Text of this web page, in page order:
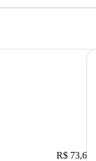
R$ 73,68